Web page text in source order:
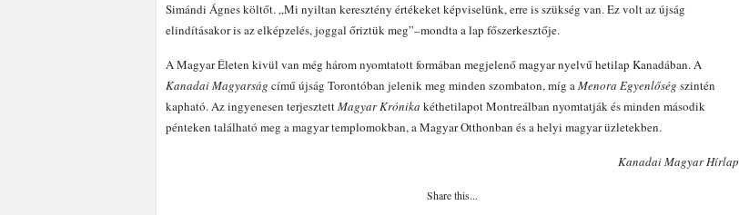
Simándi Ágnes költőt. „Mi nyiltan keresztény értékeket képviselünk, erre is szükség van. Ez volt az újság
elindításakor is az elképzelés, joggal őriztük meg”–mondta a lap főszerkesztője.
A Magyar Életen kivül van még három nyomtatott formában megjelenő magyar nyelvű hetilap Kanadában. A
Kanadai Magyarság című újság Torontóban jelenik meg minden szombaton, míg aMenora Egyenlőség szintén
kapható. Az ingyenesen terjesztettMagyar Krónika kéthetilapot Montreálban nyomtatják és minden második
pénteken található meg a magyar templomokban, a Magyar Otthonban és a helyi magyar üzletekben.
Kanadai Magyar Hírlap
Share this...